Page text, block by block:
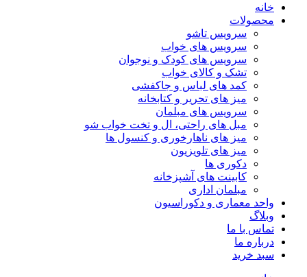
خانه
محصولات
سرویس تاشو
سرویس های خواب
سرویس های کودک و نوجوان
تشک و کالای خواب
کمد های لباس و جاکفشی
میز های تحریر و کتابخانه
سرویس های مبلمان
مبل های راحتی، ال و تخت خواب شو
میز های ناهارخوری و کنسول ها
میز های تلویزیون
دکوری ها
کابینت های آشپزخانه
مبلمان اداری
واحد معماری و دکوراسیون
وبلاگ
تماس با ما
درباره ما
سبد خرید